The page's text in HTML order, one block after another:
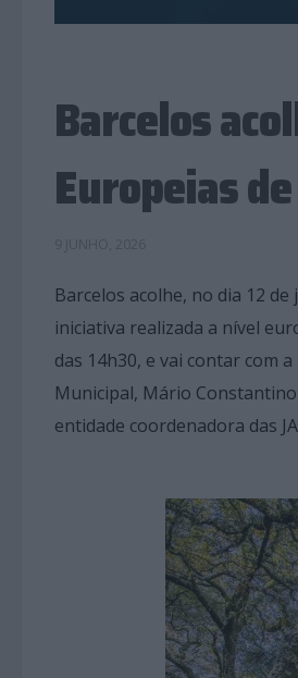
Barcelos
Europeias
Barcelos acolhe, no dia 12
iniciativa realizada a nível
das 14h30, e vai contar com
Municipal, Mário
entidade coordenadora das